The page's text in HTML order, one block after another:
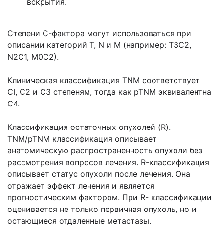
вскрытия.
Степени С-фактора могут использоваться при
описании категорий Т, N и М (например: Т3С2,
N2C1, М0С2).
Клиническая классификация TNM соответствует
CI, С2 и С3 степеням, тогда как pTNM эквивалентна
С4.
Классификация остаточных опухолей (R).
TNM/pTNM классификация описывает
анатомическую распространенность опухоли без
рассмотрения вопросов лечения. R-классификация
описывает статус опухоли после лечения. Она
отражает эффект лечения и является
прогностическим фактором. При R- классификации
оценивается не только первичная опухоль, но и
остающиеся отдаленные метастазы.